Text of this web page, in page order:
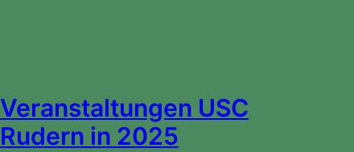
Veranstaltungen USC
Rudern in 2025